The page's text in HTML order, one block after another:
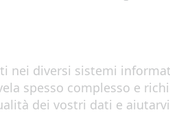
nei diversi sistemi
spesso complesso e
à dei vostri dati e